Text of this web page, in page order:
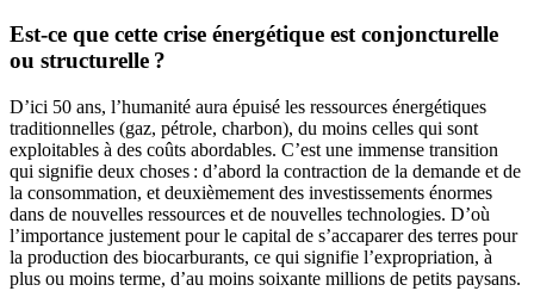
Est-ce que cette crise énergétique est conjoncturelle
ou structurelle ?
D’ici 50 ans, l’humanité aura épuisé les ressources énergétiques
traditionnelles (gaz, pétrole, charbon), du moins celles qui sont
exploitables à des coûts abordables. C’est une immense transition
qui signifie deux choses : d’abord la contraction de la demande et de
la consommation, et deuxièmement des investissements énormes
dans de nouvelles ressources et de nouvelles technologies. D’où
l’importance justement pour le capital de s’accaparer des terres pour
la production des biocarburants, ce qui signifie l’expropriation, à
plus ou moins terme, d’au moins soixante millions de petits paysans.